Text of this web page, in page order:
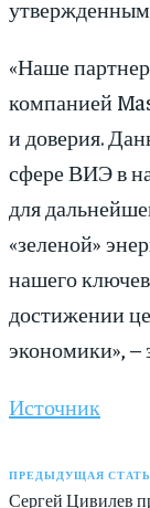
«Наше
компанией
и доверия.
сфере ВИЭ в
для
«зеленой»
нашего
достижении
экономики», –
Источник
ПРЕДЫДУЩАЯ
Сергей Цивилев